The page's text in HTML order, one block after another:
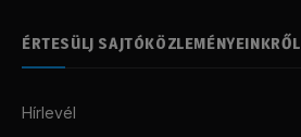
ÉRTESÜLJ SAJTÓKÖZLEMÉNYEINKRŐL
Hírlevél